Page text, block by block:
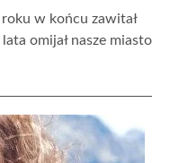
w końcu zawitał
omijał nasze miasto